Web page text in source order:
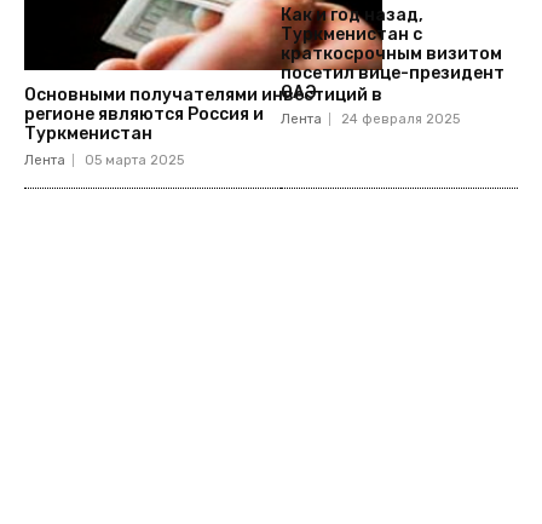
Основными получателями инвестиций в
регионе являются Россия и
Туркменистан
Лента 05 марта 2025
Как и год назад,
Туркменистан с
краткосрочным визитом
посетил вице-президент
ОАЭ
Лента 24 февраля 2025